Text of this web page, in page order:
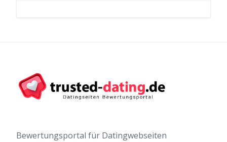
Bewertungsportal für Datingwebseiten